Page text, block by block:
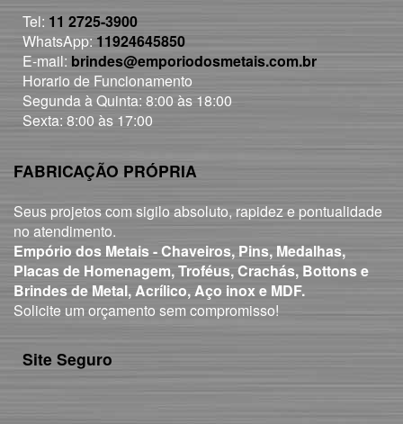
Tel: 11 2725-3900
WhatsApp: 11924645850
E-mail: brindes@emporiodosmetais.com.br
Horario de Funcionamento
Segunda à Quinta: 8:00 às 18:00
Sexta: 8:00 às 17:00
FABRICAÇÃO PRÓPRIA
Seus projetos com sigilo absoluto, rapidez e pontualidade
no atendimento.
Empório dos Metais - Chaveiros, Pins, Medalhas,
Placas de Homenagem, Troféus, Crachás, Bottons e
Brindes de Metal, Acrílico, Aço inox e MDF.
Solicite um orçamento sem compromisso!
Site Seguro